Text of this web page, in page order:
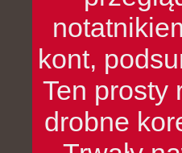
kont,
Ten prosty
drobne